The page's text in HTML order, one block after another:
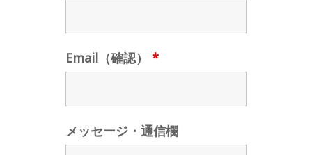
Email（確認） *
メッセージ・通信欄